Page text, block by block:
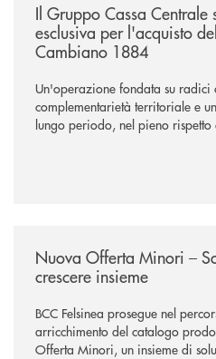
Il Gruppo Cassa Centrale
esclusiva per l'acquisto
Cambiano 1884
Un'operazione fondata su radici
complementarietà territoriale e
lungo periodo, nel pieno
negoziazione esclusiva per la
Nuova Offerta Minori –
crescere insieme
BCC Felsinea prosegue nel
arricchimento del catalogo
Offerta Minori, un insieme di